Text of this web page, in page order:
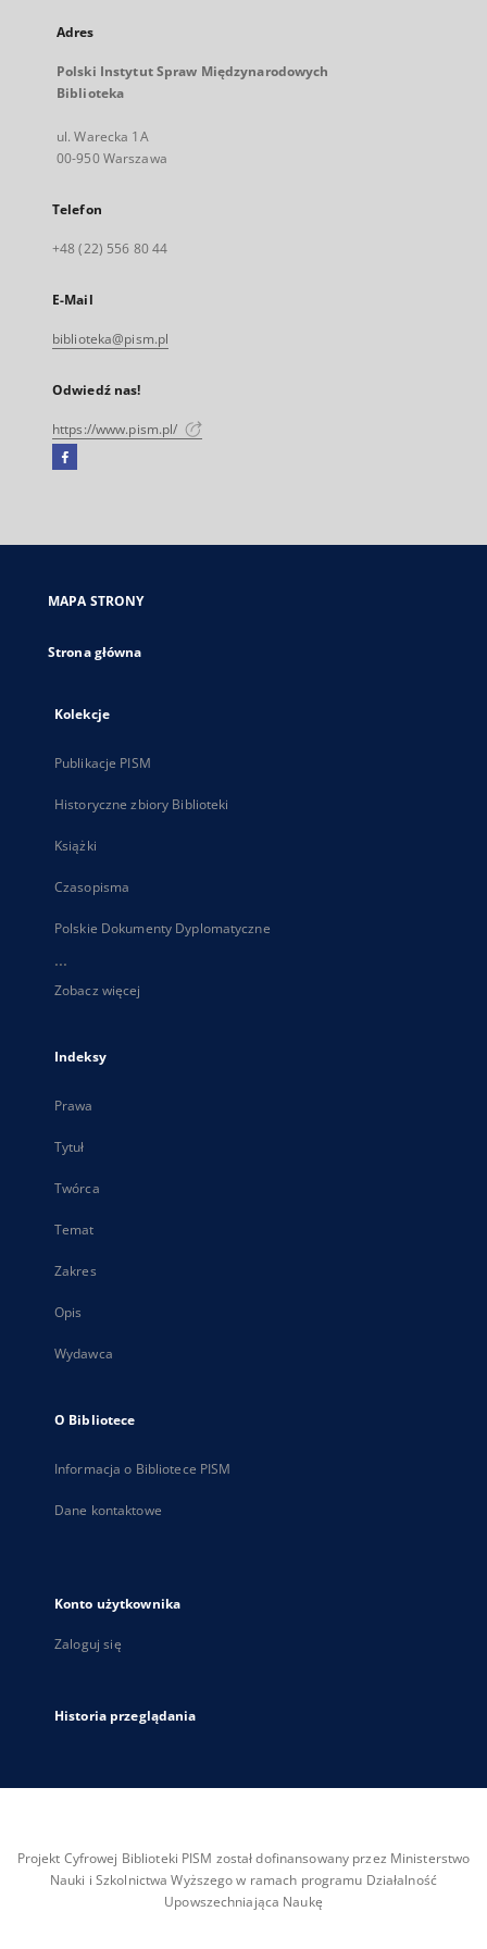
Adres
Polski Instytut Spraw Międzynarodowych
Biblioteka
ul. Warecka 1A
00-950 Warszawa
Telefon
+48 (22) 556 80 44
E-Mail
biblioteka@pism.pl
Odwiedź nas!
https://www.pism.pl/
Facebook
się
karcie
MAPA STRONY
Strona główna
Kolekcje
Publikacje PISM
Historyczne zbiory Biblioteki
Książki
Czasopisma
Polskie Dokumenty Dyplomatyczne
...
Zobacz więcej
Indeksy
Prawa
Tytuł
Twórca
Temat
Zakres
Opis
Wydawca
O Bibliotece
Informacja o Bibliotece PISM
Dane kontaktowe
Konto użytkownika
Zaloguj się
Historia przeglądania
Projekt Cyfrowej Biblioteki PISM został dofinansowany przez Ministerstwo
Nauki i Szkolnictwa Wyższego w ramach programu Działalność
Upowszechniająca Naukę